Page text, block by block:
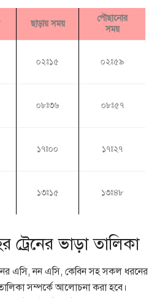
ছাড়ায় সময়
পৌছানোর
সময়
০২ঃ১৫ ০২ঃ৫৯
০৮ঃ৩৬ ০৮ঃ৫৭
১৭ঃ০০ ১৭ঃ২৭
১৩ঃ১৫ ১৩ঃ৪৮
ট্রেনের ভাড়া তালিকা
এসি, নন এসি, কেবিন সহ সকল ধরনের
সম্পর্কে আলোচনা করা হবে।